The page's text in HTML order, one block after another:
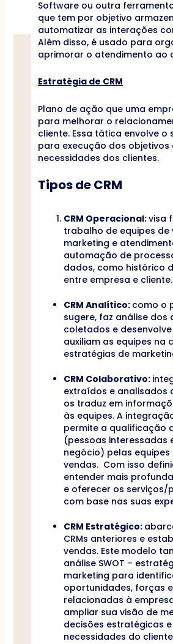
Software ou outra
que tem por objetivo
automatizar as interações
Além disso, é usado para
aprimorar o atendimento ao
Estratégia de CRM
Plano de ação que uma
para melhorar o
cliente. Essa tática envolve o
para execução dos objetivos
necessidades dos clientes.
Tipos de CRM
CRM Operacional:visa
trabalho de equipes de
marketing e
automação de
dados, como histórico
entre empresa e cliente.
CRM Analítico: como o
sugere, faz análise dos
coletados e
auxiliam as equipes na
estratégias de
CRM Colaborativo:
extraídos e analisados
os traduz em
às equipes. A
permite a qualificação
(pessoas interessadas
negócio) pelas
vendas. Com isso
entender mais
e oferecer os serviços/
com base nas suas
CRM Estratégico:
CRMs anteriores e
vendas. Este modelo
análise SWOT –
marketing para
oportunidades, forças
relacionadas à
ampliar sua visão de
decisões estratégicas
necessidades do